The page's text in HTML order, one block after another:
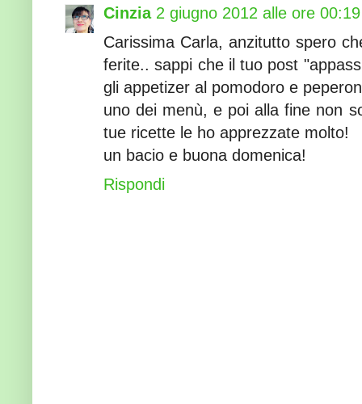
Cinzia 2 giugno 2012 alle ore 00:19
Carissima Carla, anzitutto spero
ferite.. sappi che il tuo post
gli appetizer al pomodoro e
uno dei menù, e poi alla fine non
tue ricette le ho apprezzate molto!
un bacio e buona domenica!
Rispondi